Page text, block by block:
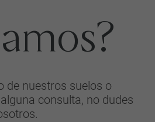
de nuestros suelos o
consulta, no dudes